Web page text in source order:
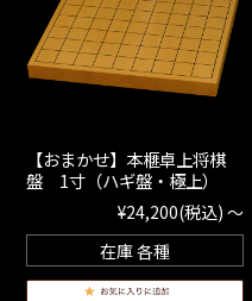
【おまかせ】本榧卓上将棋
盤 1寸（ハギ盤・極上）
¥24,200(税込) ～
在庫 各種